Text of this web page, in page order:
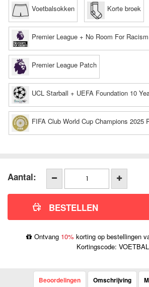
Voetbalsokken Korte broek
Premier League + No Room For
Premier League Patch
UCL Starball + UEFA Foundation 10
FIFA Club World Cup Champions 2025
Aantal:
Ontvang 10% korting op bestellingen
Kortingscode: VOETBAL
Beoordelingen Omschrijving